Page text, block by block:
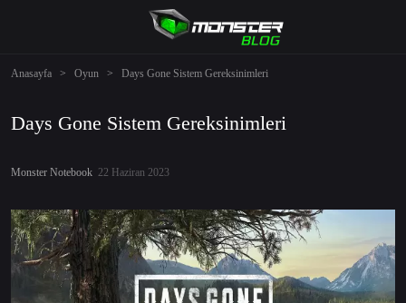
Anasayfa > Oyun > Days Gone Sistem Gereksinimleri
Days Gone Sistem Gereksinimleri
Monster Notebook 22 Haziran 2023